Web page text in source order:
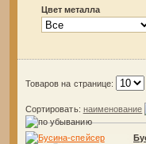
Цвет металла
Товаров на странице:
Сортировать: наименование